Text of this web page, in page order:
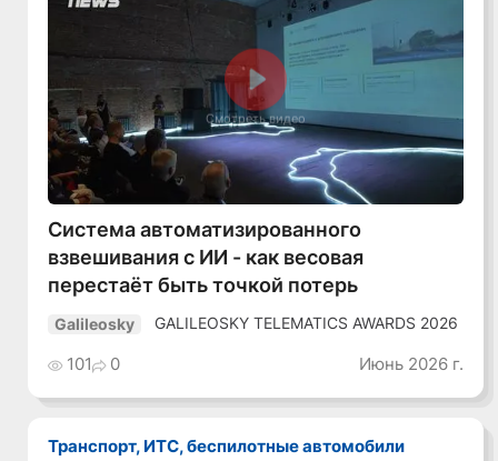
Смотреть видео
Система автоматизированного
взвешивания с ИИ - как весовая
перестаёт быть точкой потерь
Galileosky GALILEOSKY TELEMATICS AWARDS 2026
101 0 Июнь 2026 г.
Транспорт, ИТС, беспилотные автомобили